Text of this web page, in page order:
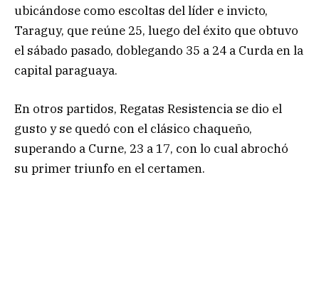
ubicándose como escoltas del líder e invicto,
Taraguy, que reúne 25, luego del éxito que obtuvo
el sábado pasado, doblegando 35 a 24 a Curda en la
capital paraguaya.
En otros partidos, Regatas Resistencia se dio el
gusto y se quedó con el clásico chaqueño,
superando a Curne, 23 a 17, con lo cual abrochó
su primer triunfo en el certamen.